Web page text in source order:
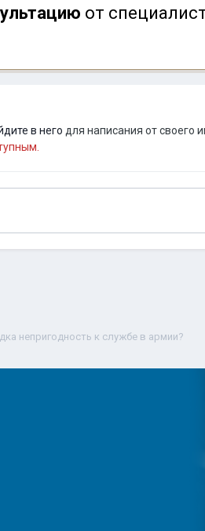
от
в него для написания от своего
непригодность к службе в армии?